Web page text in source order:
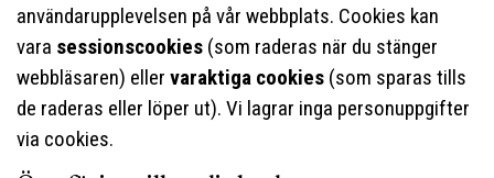
användarupplevelsen på vår webbplats. Cookies kan
vara sessionscookies (som raderas när du stänger
webbläsaren) eller varaktiga cookies (som sparas tills
de raderas eller löper ut). Vi lagrar inga personuppgifter
via cookies.